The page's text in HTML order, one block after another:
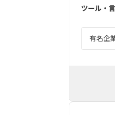
ツール・
有名企